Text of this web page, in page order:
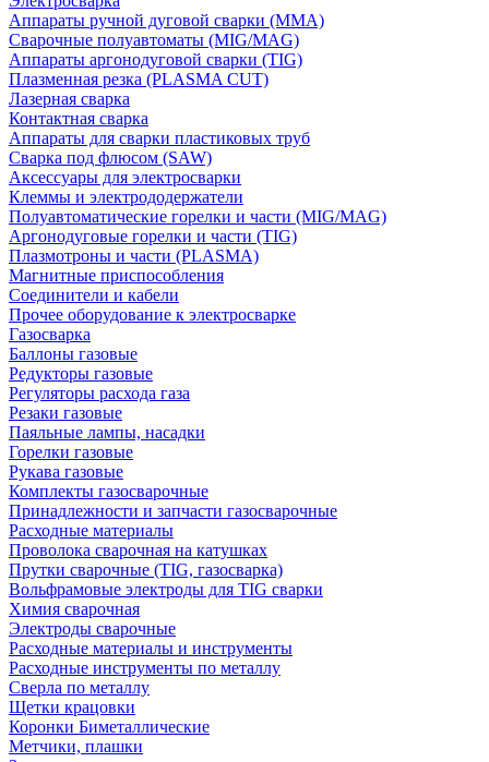
Аппараты ручной дуговой сварки (MMA)
Сварочные полуавтоматы (MIG/MAG)
Аппараты аргонодуговой сварки (TIG)
Плазменная резка (PLASMA CUT)
Лазерная сварка
Контактная сварка
Аппараты для сварки пластиковых труб
Сварка под флюсом (SAW)
Аксессуары для электросварки
Клеммы и электрододержатели
Полуавтоматические горелки и части (MIG/MAG)
Аргонодуговые горелки и части (TIG)
Плазмотроны и части (PLASMA)
Магнитные приспособления
Соединители и кабели
Прочее оборудование к электросварке
Газосварка
Баллоны газовые
Редукторы газовые
Регуляторы расхода газа
Резаки газовые
Паяльные лампы, насадки
Горелки газовые
Рукава газовые
Комплекты газосварочные
Принадлежности и запчасти газосварочные
Расходные материалы
Проволока сварочная на катушках
Прутки сварочные (TIG, газосварка)
Вольфрамовые электроды для TIG сварки
Химия сварочная
Электроды сварочные
Расходные материалы и инструменты
Расходные инструменты по металлу
Сверла по металлу
Щетки крацовки
Коронки Биметаллические
Метчики, плашки